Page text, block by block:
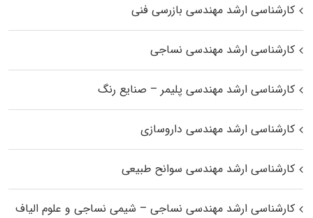
کارشناسی ارشد مهندسی بازرسی فنی
کارشناسی ارشد مهندسی نساجی
کارشناسی ارشد مهندسی پلیمر – صنایع رنگ
کارشناسی ارشد مهندسی داروسازی
کارشناسی ارشد مهندسی سوانح طبیعی
کارشناسی ارشد مهندسی نساجی – شیمی نساجی و علوم الیاف